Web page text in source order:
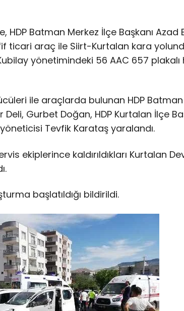
HDP Batman Merkez İlçe Başkanı
ticari araç ile Siirt-Kurtalan kara
yönetimindeki 56 AAC 657
ile araçlarda bulunan HDP
Gurbet Doğan, HDP Kurtalan İlçe
Tevfik Karataş yaralandı.
ekiplerince kaldırıldıkları Kurtalan
başlatıldığı bildirildi.